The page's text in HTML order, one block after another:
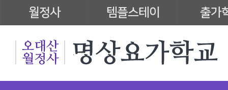
월정사 템플스테이 출가